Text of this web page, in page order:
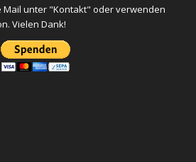
Mail unter "Kontakt" oder verwenden
Vielen Dank!